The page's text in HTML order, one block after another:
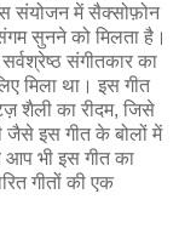
संयोजन में सैक्सोफ़ोन
सुनने को मिलता है।
संगीतकार का
मिला था। इस गीत
शैली का रीदम, जिसे
जैसे इस गीत के बोलों में
आप भी इस गीत का
गीतों की एक